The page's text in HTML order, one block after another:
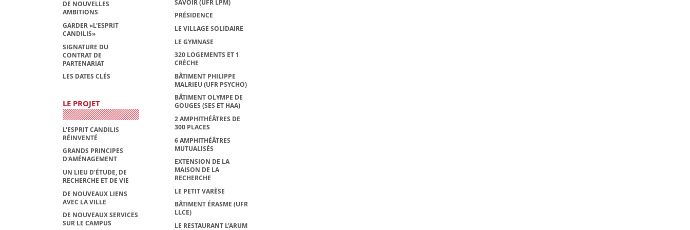
DE NOUVELLES
AMBITIONS
GARDER «L'ESPRIT
CANDILIS»
SIGNATURE DU
CONTRAT DE
PARTENARIAT
LES DATES CLÉS
LE PROJET
L'ESPRIT CANDILIS
RÉINVENTÉ
GRANDS PRINCIPES
D'AMÉNAGEMENT
UN LIEU D’ÉTUDE, DE
RECHERCHE ET DE VIE
DE NOUVEAUX LIENS
AVEC LA VILLE
DE NOUVEAUX SERVICES
SUR LE CAMPUS
SAVOIR (UFR LPM)
PRÉSIDENCE
LE VILLAGE SOLIDAIRE
LE GYMNASE
320 LOGEMENTS ET 1
CRÈCHE
BÂTIMENT PHILIPPE
MALRIEU (UFR PSYCHO)
BÂTIMENT OLYMPE DE
GOUGES (SES ET HAA)
2 AMPHITHÉÂTRES DE
300 PLACES
6 AMPHITHÉÂTRES
MUTUALISÉS
EXTENSION DE LA
MAISON DE LA
RECHERCHE
LE PETIT VARÈSE
BÂTIMENT ÉRASME (UFR
LLCE)
LE RESTAURANT L'ARUM